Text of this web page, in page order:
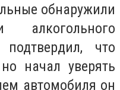
обнаружили
что
начал уверять
автомобиля он